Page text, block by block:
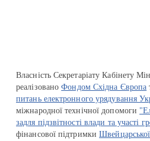
Власність Секретаріату Кабінету
реалізованоФондом Східна Європа
питань електронного урядування
міжнародної технічної допомоги
задля підзвітності влади та участі
фінансової підтримки